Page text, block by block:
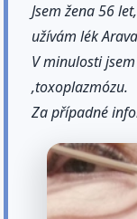
Jsem žena 56
užívám lék
V minulosti
,toxoplazmózu.
Za případné